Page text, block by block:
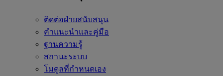
ติดต่อฝ่ายสนับสนุน
คำแนะนำและคู่มือ
ฐานความรู้
สถานะระบบ
โมดูลที่กำหนดเอง